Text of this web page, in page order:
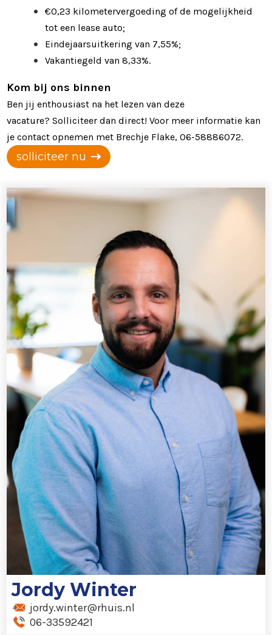
€0,23 kilometervergoeding of de mogelijkheid
tot een lease auto;
Eindejaarsuitkering van 7,55%;
Vakantiegeld van 8,33%.
Kom bij ons binnen
Ben jij enthousiast na het lezen van deze
vacature? Solliciteer dan direct! Voor meer informatie kan
je contact opnemen met Brechje Flake, 06-58886072.
solliciteer nu
Jordy Winter
jordy.winter@rhuis.nl
06-33592421